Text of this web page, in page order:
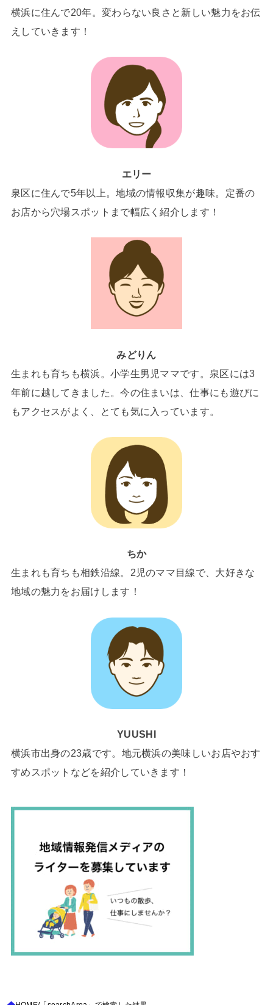
横浜に住んで20年。変わらない良さと新しい魅力をお伝
えしていきます！
エリー
泉区に住んで5年以上。地域の情報収集が趣味。定番の
お店から穴場スポットまで幅広く紹介します！
みどりん
生まれも育ちも横浜。小学生男児ママです。泉区には3
年前に越してきました。今の住まいは、仕事にも遊びに
もアクセスがよく、とても気に入っています。
ちか
生まれも育ちも相鉄沿線。2児のママ目線で、大好きな
地域の魅力をお届けします！
YUUSHI
横浜市出身の23歳です。地元横浜の美味しいお店やおす
すめスポットなどを紹介していきます！